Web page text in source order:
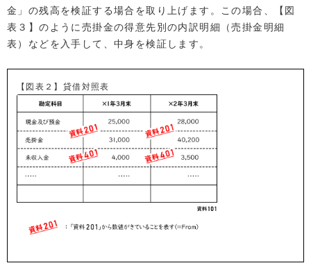
金」の残高を検証する場合を取り上げます。この場合、【図
表３】のように売掛金の得意先別の内訳明細（売掛金明細
表）などを入手して、中身を検証します。
【図表２】貸借対照表